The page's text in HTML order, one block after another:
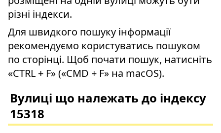
різні індекси.
Для швидкого пошуку інформації
рекомендуємо користуватись пошуком
по сторінці. Щоб почати пошук, натисніть
«CTRL + F» («CMD + F» на macOS).
Вулиці що належать до індексу
15318